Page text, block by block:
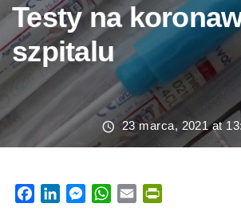
Rejestracja internetowa
Aktualności
Kontakt
Testy na
szpitalu
23 marca, 2021 at
FacebookLinkedInMessenger
WhatsApp
Email